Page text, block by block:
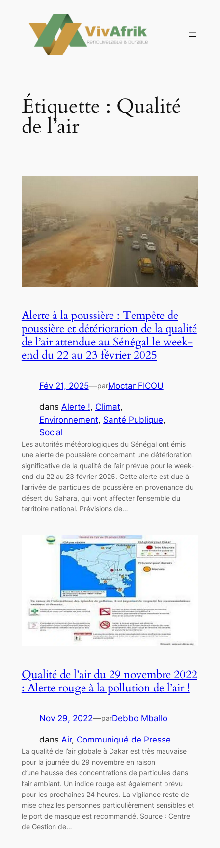
contenu
Étiquette : Qualité
de l’air
Alerte à la poussière : Tempête de
poussière et détérioration de la qualité
de l’air attendue au Sénégal le week-
end du 22 au 23 février 2025
Fév 21, 2025—parMoctar FICOU
dans Alerte !, Climat
Environnement, Santé Publique
Social
Les autorités météorologiques du Sénégal ont émis
une alerte de poussière concernant une détérioration
significative de la qualité de l’air prévue pour le week-
end du 22 au 23 février 2025. Cette alerte est due à
l’arrivée de particules de poussière en provenance du
désert du Sahara, qui vont affecter l’ensemble du
territoire national. Prévisions de…
Qualité de l’air du 29 novembre 2022
: Alerte rouge à la pollution de l’air !
Nov 29, 2022—parDebbo Mballo
dans Air, Communiqué de Presse
La qualité de l’air globale à Dakar est très mauvaise
pour la journée du 29 novembre en raison
d’une hausse des concentrations de particules dans
l’air ambiant. Un indice rouge est également prévu
pour les prochaines 24 heures. La vigilance reste de
mise chez les personnes particulièrement sensibles et
le port de masque est recommandé. Source : Centre
de Gestion de…